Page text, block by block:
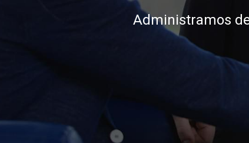
Llamar al 322
conocimiento,